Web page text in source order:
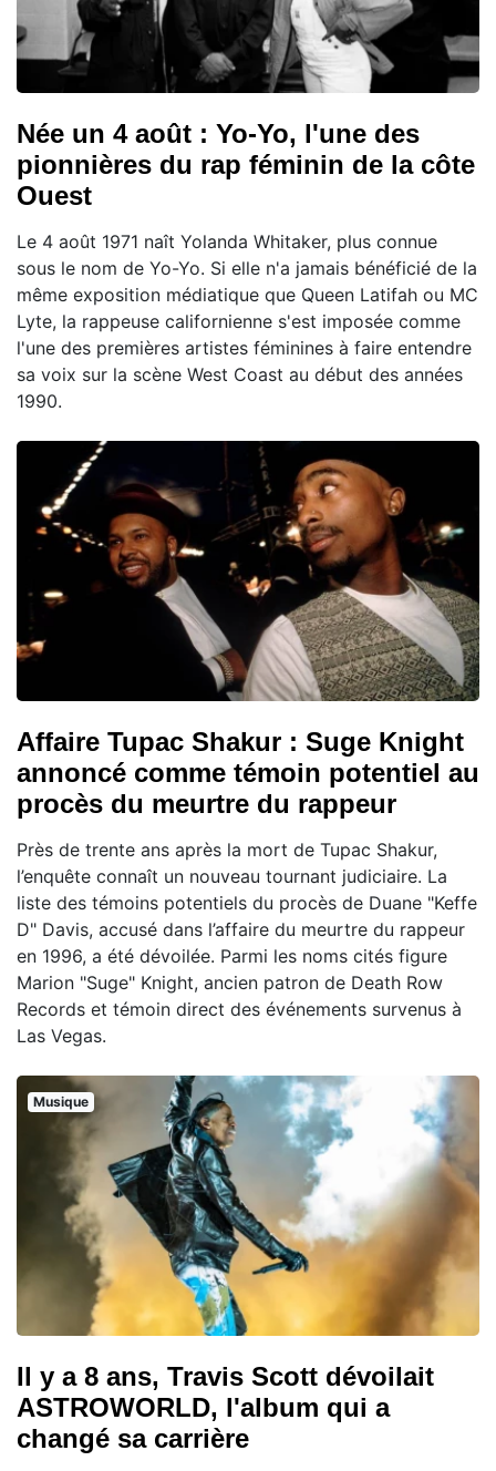
Née un 4 août : Yo-Yo, l'une des
pionnières du rap féminin de la côte
Ouest
Le 4 août 1971 naît Yolanda Whitaker, plus connue
sous le nom de Yo-Yo. Si elle n'a jamais bénéficié de la
même exposition médiatique que Queen Latifah ou MC
Lyte, la rappeuse californienne s'est imposée comme
l'une des premières artistes féminines à faire entendre
sa voix sur la scène West Coast au début des années
1990.
Affaire Tupac Shakur : Suge Knight
annoncé comme témoin potentiel au
procès du meurtre du rappeur
Près de trente ans après la mort de Tupac Shakur,
l’enquête connaît un nouveau tournant judiciaire. La
liste des témoins potentiels du procès de Duane "Keffe
D" Davis, accusé dans l’affaire du meurtre du rappeur
en 1996, a été dévoilée. Parmi les noms cités figure
Marion "Suge" Knight, ancien patron de Death Row
Records et témoin direct des événements survenus à
Las Vegas.
Musique
Il y a 8 ans, Travis Scott dévoilait
ASTROWORLD, l'album qui a
changé sa carrière